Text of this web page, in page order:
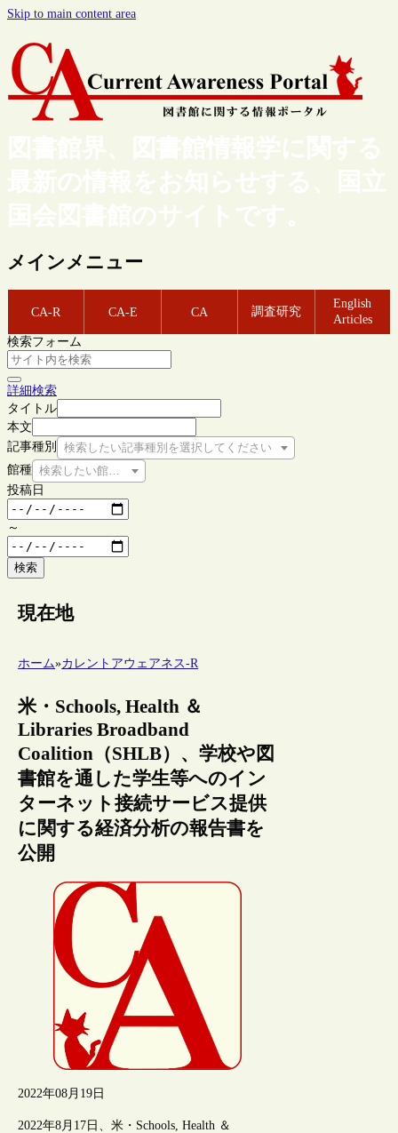
Skip to main content area
図書館界、図書館情報学に関する
最新の情報をお知らせする、国立
国会図書館のサイトです。
メインメニュー
CA-R CA-E CA 調査研究
English
Articles
検索フォーム
詳細検索
タイトル
本文
記事種別
検索したい記事種別を選択してください
館種 検索したい館種を選択してください
投稿日
～
検索
現在地
ホーム»カレントアウェアネス-R
米・Schools, Health ＆
Libraries Broadband
Coalition（SHLB）、学校や図
書館を通した学生等へのイン
ターネット接続サービス提供
に関する経済分析の報告書を
公開
2022年08月19日
2022年8月17日、米・Schools, Health ＆